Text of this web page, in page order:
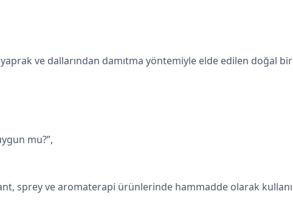
ve dallarından damıtma yöntemiyle elde edilen doğal bir
mu?”,
sprey ve aromaterapi ürünlerinde hammadde olarak